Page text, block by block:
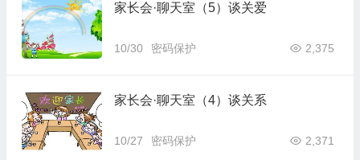
家长会·聊天室（5）谈关爱
10/30 2,375
密码保护
家长会·聊天室（4）谈关系
10/27 2,371
密码保护